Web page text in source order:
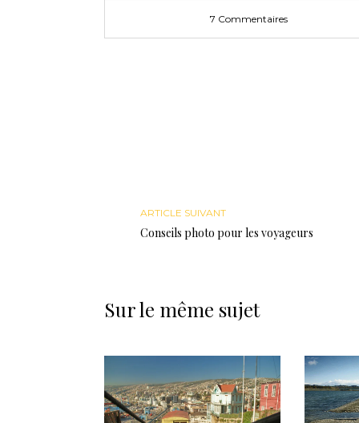
7 Commentaires
ARTICLE SUIVANT
Conseils photo pour les voyageurs
Sur le même sujet